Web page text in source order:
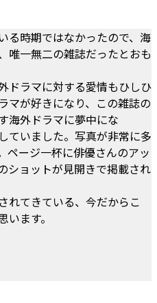
る時期ではなかったので、海
唯一無二の雑誌だったとおも
ドラマに対する愛情もひしひ
マが好きになり、この雑誌の
海外ドラマに夢中にな
ていました。写真が非常に多
ページ一杯に俳優さんのアッ
ショットが見開きで掲載され
れてきている、今だからこ
ます。